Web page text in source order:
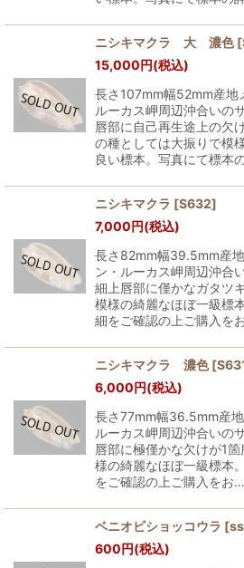
ニシキマクラ 大 濃色 [
15,000円(税込)
長さ107mm幅52mm産地
ルーカス岬周辺沖合いの
唇部に自己再生途上の欠
の種としては大振りで模
良い標本。写真にて標本
ニシキマクラ [S632]
7,000円(税込)
長さ82mm幅39.5mm産
ン・ルーカス岬周辺沖合
細上唇部に僅かなガタツ
模様の綺麗なほぼ一級標
細をご確認の上ご購入を
ニシキマクラ 濃色 [
6,000円(税込)
長さ77mm幅36.5mm産
ルーカス岬周辺沖合いの
唇部に極僅かな欠けが1
様の綺麗なほぼ一級標本
をご確認の上ご購入をお…
ベニオビショッコウラ [
600円(税込)